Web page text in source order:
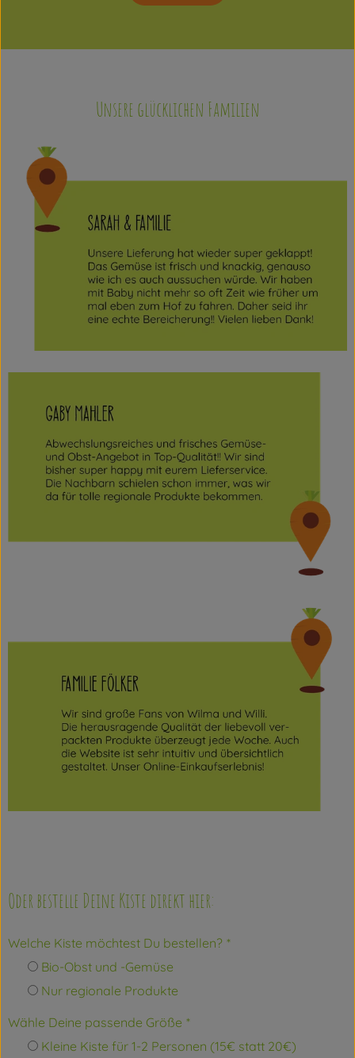
Unsere glücklichen Familien
Oder bestelle Deine Kiste direkt hier:
Welche Kiste möchtest Du bestellen? *
Bio-Obst und -Gemüse
Nur regionale Produkte
Wähle Deine passende Größe *
Kleine Kiste für 1-2 Personen (15€ statt 20€)